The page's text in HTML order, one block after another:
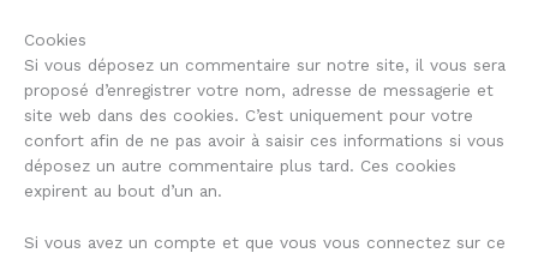
Cookies
Si vous déposez un commentaire sur notre site, il vous sera
proposé d’enregistrer votre nom, adresse de messagerie et
site web dans des cookies. C’est uniquement pour votre
confort afin de ne pas avoir à saisir ces informations si vous
déposez un autre commentaire plus tard. Ces cookies
expirent au bout d’un an.
Si vous avez un compte et que vous vous connectez sur ce